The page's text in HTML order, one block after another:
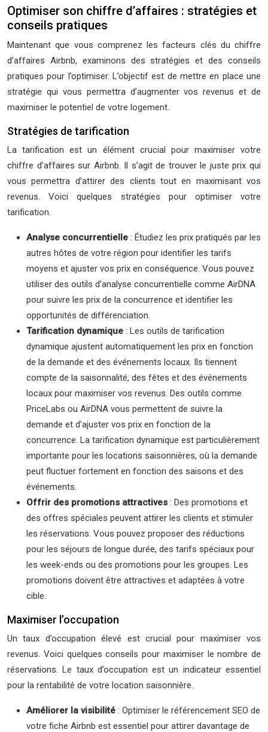
Optimiser son chiffre d’affaires : stratégies et
conseils pratiques
Maintenant que vous comprenez les facteurs clés du chiffre
d’affaires Airbnb, examinons des stratégies et des conseils
pratiques pour l’optimiser. L’objectif est de mettre en place une
stratégie qui vous permettra d’augmenter vos revenus et de
maximiser le potentiel de votre logement.
Stratégies de tarification
La tarification est un élément crucial pour maximiser votre
chiffre d’affaires sur Airbnb. Il s’agit de trouver le juste prix qui
vous permettra d’attirer des clients tout en maximisant vos
revenus. Voici quelques stratégies pour optimiser votre
tarification.
Analyse concurrentielle : Étudiez les prix pratiqués par les
autres hôtes de votre région pour identifier les tarifs
moyens et ajuster vos prix en conséquence. Vous pouvez
utiliser des outils d’analyse concurrentielle comme AirDNA
pour suivre les prix de la concurrence et identifier les
opportunités de différenciation.
Tarification dynamique : Les outils de tarification
dynamique ajustent automatiquement les prix en fonction
de la demande et des événements locaux. Ils tiennent
compte de la saisonnalité, des fêtes et des événements
locaux pour maximiser vos revenus. Des outils comme
PriceLabs ou AirDNA vous permettent de suivre la
demande et d’ajuster vos prix en fonction de la
concurrence. La tarification dynamique est particulièrement
importante pour les locations saisonnières, où la demande
peut fluctuer fortement en fonction des saisons et des
événements.
Offrir des promotions attractives : Des promotions et
des offres spéciales peuvent attirer les clients et stimuler
les réservations. Vous pouvez proposer des réductions
pour les séjours de longue durée, des tarifs spéciaux pour
les week-ends ou des promotions pour les groupes. Les
promotions doivent être attractives et adaptées à votre
cible.
Maximiser l’occupation
Un taux d’occupation élevé est crucial pour maximiser vos
revenus. Voici quelques conseils pour maximiser le nombre de
réservations. Le taux d’occupation est un indicateur essentiel
pour la rentabilité de votre location saisonnière.
Améliorer la visibilité : Optimiser le référencement SEO de
votre fiche Airbnb est essentiel pour attirer davantage de